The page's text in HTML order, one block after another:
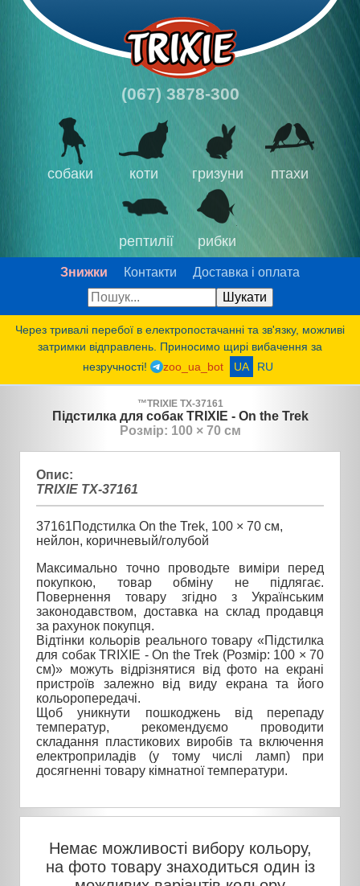
(067) 3878-300
собаки коти гризуни птахи
рептилії рибки
Знижки Контакти Доставка і оплата
Через тривалі перебої в електропостачанні та зв'язку, можливі
затримки відправлень. Приносимо щирі вибачення за
незручності!
zoo_ua_bot UA RU
™TRIXIE TX-37161
Підстилка для собак TRIXIE - On the Trek
Розмір: 100 × 70 см
Опис:
TRIXIE TX-37161
37161Подстилка On the Trek, 100 × 70 см,
нейлон, коричневый/голубой
Максимально точно проводьте виміри перед
покупкою, товар обміну не підлягає.
Повернення товару згідно з Українським
законодавством, доставка на склад продавця
за рахунок покупця.
Відтінки кольорів реального товару «Підстилка
для собак TRIXIE - On the Trek (Розмір: 100 × 70
см)» можуть відрізнятися від фото на екрані
пристроїв залежно від виду екрана та його
кольоропередачі.
Щоб уникнути пошкоджень від перепаду
температур, рекомендуємо проводити
складання пластикових виробів та включення
електроприладів (у тому числі ламп) при
досягненні товару кімнатної температури.
Немає можливості вибору кольору,
на фото товару знаходиться один із